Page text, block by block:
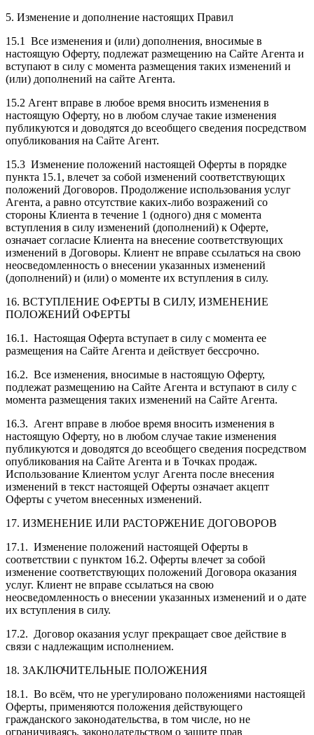
5. Изменение и дополнение настоящих Правил
15.1 Все изменения и (или) дополнения, вносимые в
настоящую Оферту, подлежат размещению на Сайте Агента и
вступают в силу с момента размещения таких изменений и
(или) дополнений на сайте Агента.
15.2 Агент вправе в любое время вносить изменения в
настоящую Оферту, но в любом случае такие изменения
публикуются и доводятся до всеобщего сведения посредством
опубликования на Сайте Агент.
15.3 Изменение положений настоящей Оферты в порядке
пункта 15.1, влечет за собой изменений соответствующих
положений Договоров. Продолжение использования услуг
Агента, а равно отсутствие каких-либо возражений со
стороны Клиента в течение 1 (одного) дня с момента
вступления в силу изменений (дополнений) к Оферте,
означает согласие Клиента на внесение соответствующих
изменений в Договоры. Клиент не вправе ссылаться на свою
неосведомленность о внесении указанных изменений
(дополнений) и (или) о моменте их вступления в силу.
16. ВСТУПЛЕНИЕ ОФЕРТЫ В СИЛУ, ИЗМЕНЕНИЕ
ПОЛОЖЕНИЙ ОФЕРТЫ
16.1. Настоящая Оферта вступает в силу с момента ее
размещения на Сайте Агента и действует бессрочно.
16.2. Все изменения, вносимые в настоящую Оферту,
подлежат размещению на Сайте Агента и вступают в силу с
момента размещения таких изменений на Сайте Агента.
16.3. Агент вправе в любое время вносить изменения в
настоящую Оферту, но в любом случае такие изменения
публикуются и доводятся до всеобщего сведения посредством
опубликования на Сайте Агента и в Точках продаж.
Использование Клиентом услуг Агента после внесения
изменений в текст настоящей Оферты означает акцепт
Оферты с учетом внесенных изменений.
17. ИЗМЕНЕНИЕ ИЛИ РАСТОРЖЕНИЕ ДОГОВОРОВ
17.1. Изменение положений настоящей Оферты в
соответствии с пунктом 16.2. Оферты влечет за собой
изменение соответствующих положений Договора оказания
услуг. Клиент не вправе ссылаться на свою
неосведомленность о внесении указанных изменений и о дате
их вступления в силу.
17.2. Договор оказания услуг прекращает свое действие в
связи с надлежащим исполнением.
18. ЗАКЛЮЧИТЕЛЬНЫЕ ПОЛОЖЕНИЯ
18.1. Во всём, что не урегулировано положениями настоящей
Оферты, применяются положения действующего
гражданского законодательства, в том числе, но не
ограничиваясь, законодательством о защите прав